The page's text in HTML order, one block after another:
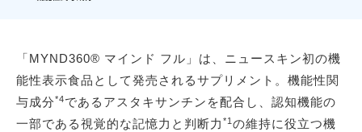
「MYND360® マインド フル」は、ニュースキン初の機
能性表示食品として発売されるサプリメント。機能性関
与成分*4であるアスタキサンチンを配合し、認知機能の
一部である視覚的な記憶力と判断力 *1 の維持に役立つ機